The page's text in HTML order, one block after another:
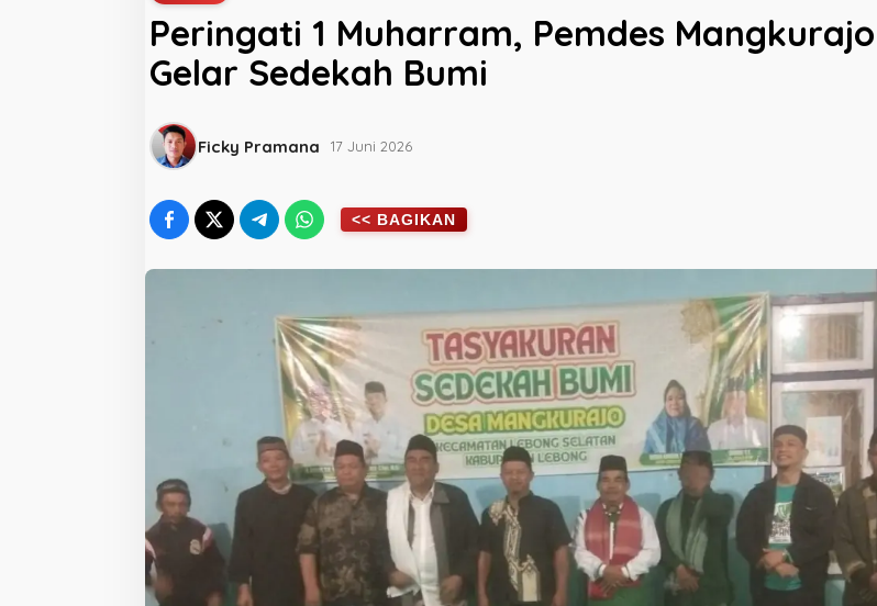
Peringati 1 Muharram, Pemdes Mangkurajo
Gelar Sedekah Bumi
Ficky Pramana 17 Juni 2026